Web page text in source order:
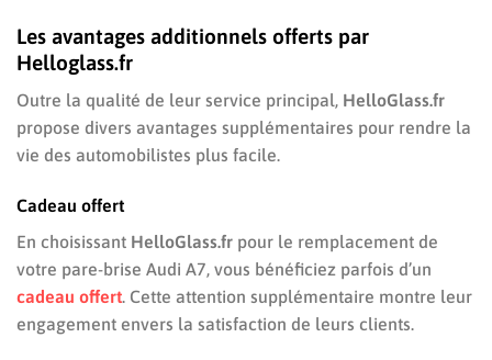
Les avantages additionnels offerts par
Helloglass.fr
Outre la qualité de leur service principal, HelloGlass.fr
propose divers avantages supplémentaires pour rendre la
vie des automobilistes plus facile.
Cadeau offert
En choisissant HelloGlass.fr pour le remplacement de
votre pare-brise Audi A7, vous bénéficiez parfois d’un
cadeau offert . Cette attention supplémentaire montre leur
engagement envers la satisfaction de leurs clients.